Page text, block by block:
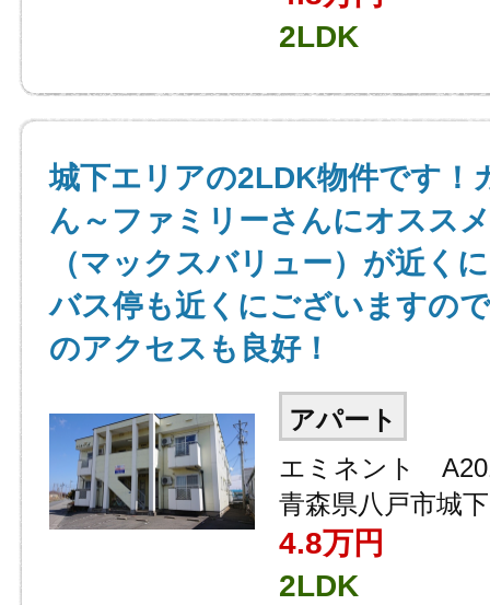
2LDK
城下エリアの2LDK物件です！
ん～ファミリーさんにオスス
（マックスバリュー）が近く
バス停も近くにございますの
のアクセスも良好！
アパート
エミネント
青森県八戸市城
4.8万円
2LDK